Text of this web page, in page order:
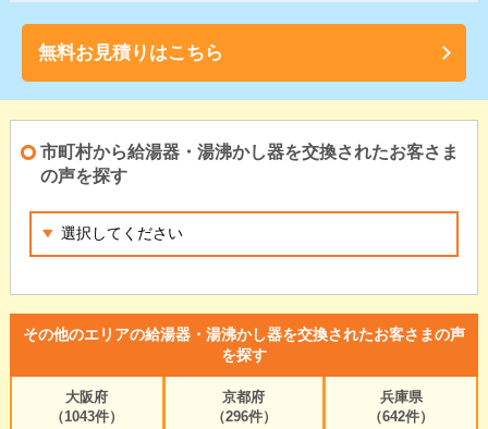
無料お見積りはこちら
市町村から給湯器・湯沸かし器を交換されたお客さま
の声を探す
その他のエリアの給湯器・湯沸かし器を交換されたお客さまの声
を探す
大阪府
（1043件）
京都府
（296件）
兵庫県
（642件）